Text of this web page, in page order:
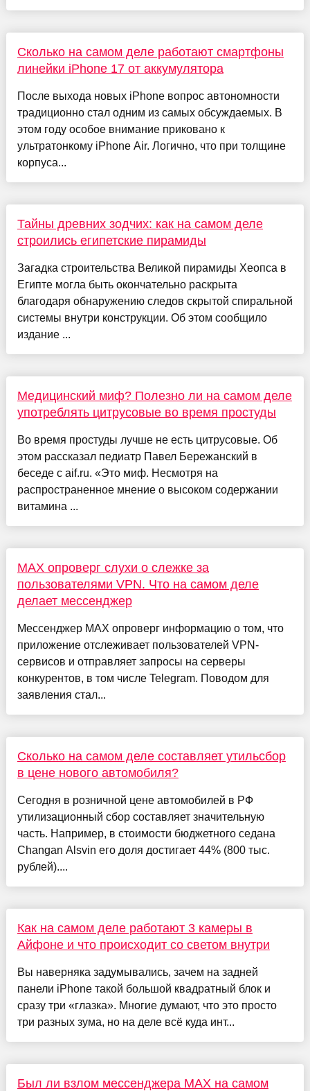
Сколько на самом деле работают смартфоны
линейки iPhone 17 от аккумулятора
После выхода новых iPhone вопрос автономности
традиционно стал одним из самых обсуждаемых. В
этом году особое внимание приковано к
ультратонкому iPhone Air. Логично, что при толщине
корпуса...
Тайны древних зодчих: как на самом деле
строились египетские пирамиды
Загадка строительства Великой пирамиды Хеопса в
Египте могла быть окончательно раскрыта
благодаря обнаружению следов скрытой спиральной
системы внутри конструкции. Об этом сообщило
издание ...
Медицинский миф? Полезно ли на самом деле
употреблять цитрусовые во время простуды
Во время простуды лучше не есть цитрусовые. Об
этом рассказал педиатр Павел Бережанский в
беседе с aif.ru. «Это миф. Несмотря на
распространенное мнение о высоком содержании
витамина ...
MAX опроверг слухи о слежке за
пользователями VPN. Что на самом деле
делает мессенджер
Мессенджер MAX опроверг информацию о том, что
приложение отслеживает пользователей VPN-
сервисов и отправляет запросы на серверы
конкурентов, в том числе Telegram. Поводом для
заявления стал...
Сколько на самом деле составляет утильсбор
в цене нового автомобиля?
Сегодня в розничной цене автомобилей в РФ
утилизационный сбор составляет значительную
часть. Например, в стоимости бюджетного седана
Changan Alsvin его доля достигает 44% (800 тыс.
рублей)....
Как на самом деле работают 3 камеры в
Айфоне и что происходит со светом внутри
Вы наверняка задумывались, зачем на задней
панели iPhone такой большой квадратный блок и
сразу три «глазка». Многие думают, что это просто
три разных зума, но на деле всё куда инт...
Был ли взлом мессенджера MAX на самом